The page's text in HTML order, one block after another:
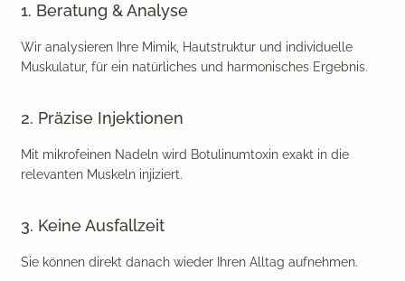
1. Beratung & Analyse
Wir analysieren Ihre Mimik, Hautstruktur und individuelle
Muskulatur, für ein natürliches und harmonisches Ergebnis.
2. Präzise Injektionen
Mit mikrofeinen Nadeln wird Botulinumtoxin exakt in die
relevanten Muskeln injiziert.
3. Keine Ausfallzeit
Sie können direkt danach wieder Ihren Alltag aufnehmen.